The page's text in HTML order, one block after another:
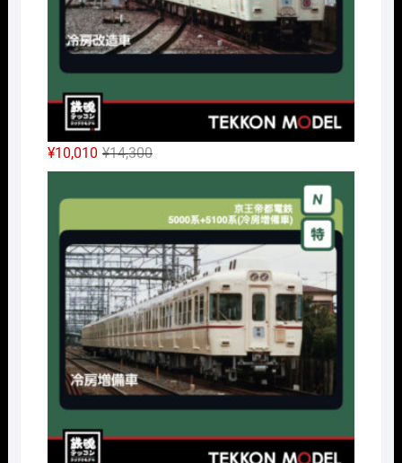
¥14,300元
の
価
¥14,300
で
し
た。
¥10,010
現
在
の
は
¥10,010
で
す。